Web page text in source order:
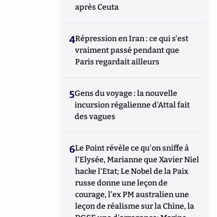
après Ceuta
4Répression en Iran : ce qui s'est
vraiment passé pendant que
Paris regardait ailleurs
5Gens du voyage : la nouvelle
incursion régalienne d'Attal fait
des vagues
6Le Point révèle ce qu'on sniffe à
l'Elysée, Marianne que Xavier Niel
hacke l'Etat; Le Nobel de la Paix
russe donne une leçon de
courage, l'ex PM australien une
leçon de réalisme sur la Chine, la